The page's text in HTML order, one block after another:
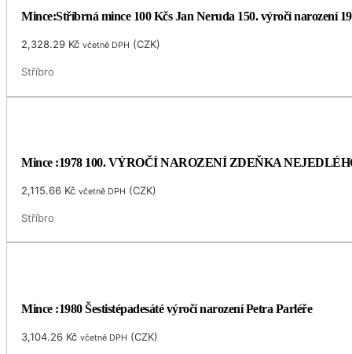
Mince:Stříbrná mince 100 Kčs Jan Neruda 150. výročí narození
2,328.29 Kč včetně DPH (CZK)
Stříbro
Mince :1978 100. VÝROČÍ NAROZENÍ ZDEŇKA
2,115.66 Kč včetně DPH (CZK)
Stříbro
Mince :1980 Šestistépadesáté výročí narození Petra Parléře
3,104.26 Kč včetně DPH (CZK)